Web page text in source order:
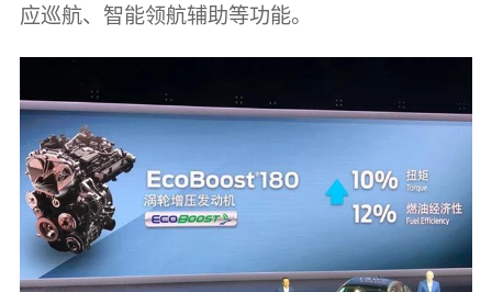
应巡航、智能领航辅助等功能。